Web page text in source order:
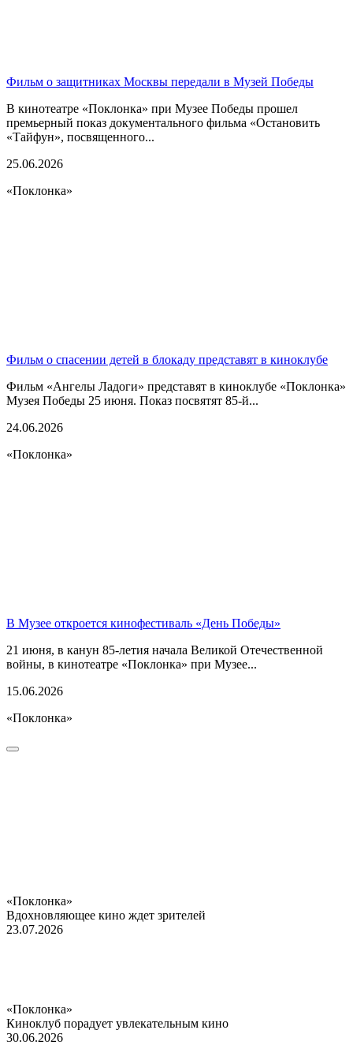
Фильм о защитниках Москвы передали в Музей Победы
В кинотеатре «Поклонка» при Музее Победы прошел
премьерный показ документального фильма «Остановить
«Тайфун», посвященного...
25.06.2026
«Поклонка»
Фильм о спасении детей в блокаду представят в киноклубе
Фильм «Ангелы Ладоги» представят в киноклубе «Поклонка»
Музея Победы 25 июня. Показ посвятят 85-й...
24.06.2026
«Поклонка»
В Музее откроется кинофестиваль «День Победы»
21 июня, в канун 85-летия начала Великой Отечественной
войны, в кинотеатре «Поклонка» при Музее...
15.06.2026
«Поклонка»
«Поклонка»
Вдохновляющее кино ждет зрителей
23.07.2026
«Поклонка»
Киноклуб порадует увлекательным кино
30.06.2026